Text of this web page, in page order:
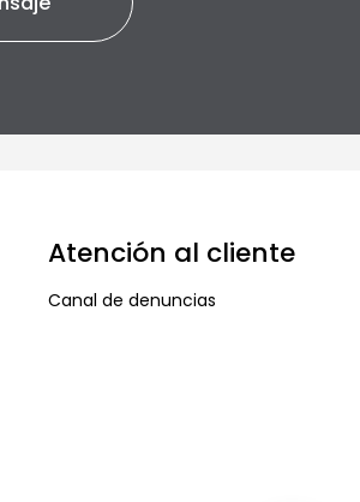
Atención al cliente
Canal de denuncias